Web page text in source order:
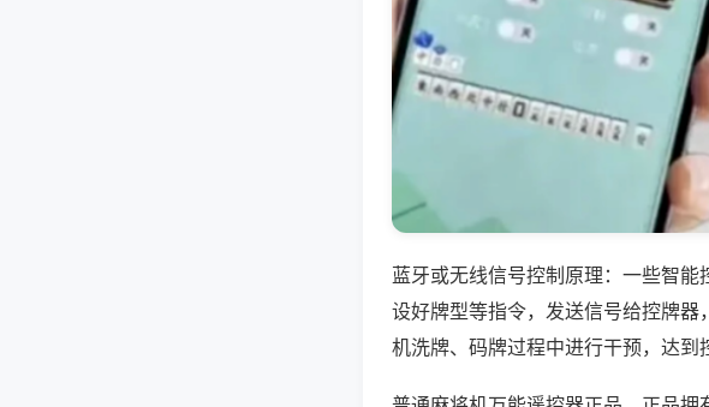
蓝牙或无线信号控制原理：一些智
设好牌型等指令，发送信号给控牌
机洗牌、码牌过程中进行干预，达到